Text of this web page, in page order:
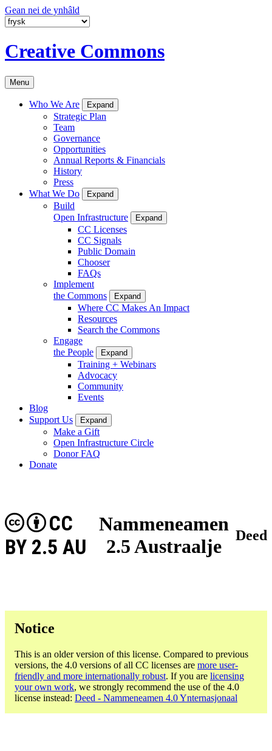
Gean nei de ynhâld
Creative Commons
Menu
Who We Are Expand
Strategic Plan
Team
Governance
Opportunities
Annual Reports & Financials
History
Press
What We Do
Expand
Build
Open Infrastructure
Expand
CC Licenses
CC Signals
Public Domain
Chooser
FAQs
Implement
the Commons
Expand
Where CC Makes An Impact
Resources
Search the Commons
Engage
the People
Expand
Training + Webinars
Advocacy
Community
Events
Blog
Support Us
Expand
Make a Gift
Open Infrastructure Circle
Donor FAQ
Donate
Nammeneamen
2.5 Austraalje
CC
BY 2.5 AU
Deed
Notice
This is an older version of this license. Compared to previous
versions, the 4.0 versions of all CC licenses are more user-
friendly and more internationally robust. If you are licensing
your own work, we strongly recommend the use of the 4.0
license instead: Deed - Nammeneamen 4.0 Ynternasjonaal